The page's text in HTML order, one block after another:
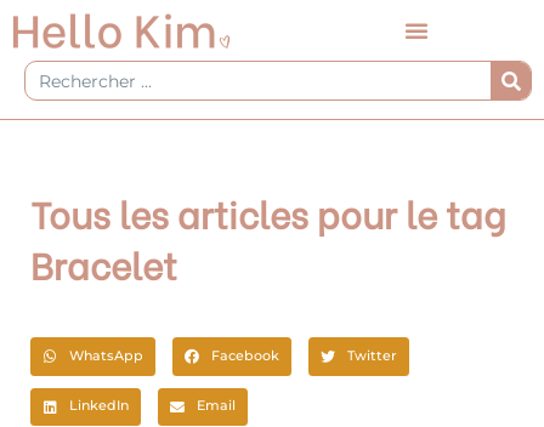
Aller
au
contenu
Rechercher
Tous les articles pour le tag
Bracelet
WhatsApp Facebook Twitter
LinkedIn Email